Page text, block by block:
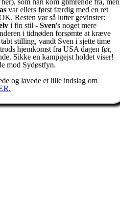
som han kom glimrende fra, men
var ellers først færdig med en ret
Resten var så lutter gevinster:
i fin stil - Sven's noget mere
i tidnøden forsømte at kræve
stilling, vandt Sven i sjette time
hjemkomst fra USA dagen før,
Sikke en kampgejst holdet viser!
mod Sydøstfyn.
og lavede et lille indslag om